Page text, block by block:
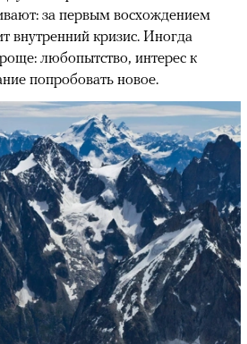
за первым восхождением
внутренний кризис. Иногда
любопытство, интерес к
попробовать новое.